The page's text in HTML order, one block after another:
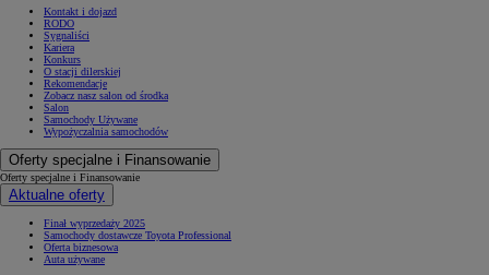
Kontakt i dojazd
RODO
Sygnaliści
Kariera
Konkurs
O stacji dilerskiej
Rekomendacje
Zobacz nasz salon od środka
Salon
Samochody Używane
Wypożyczalnia samochodów
Oferty specjalne i Finansowanie
Oferty specjalne i Finansowanie
Aktualne oferty
Finał wyprzedaży 2025
Samochody dostawcze Toyota Professional
Oferta biznesowa
Auta używane